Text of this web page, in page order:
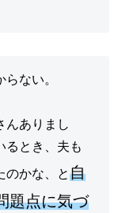
ない。
ありまし
るとき、夫も
のかな、と自
題点に気づ